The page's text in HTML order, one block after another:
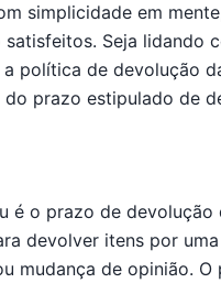
simplicidade em
Seja lidando
política de devolução
prazo estipulado de
é o prazo de
devolver itens por
mudança de opinião.